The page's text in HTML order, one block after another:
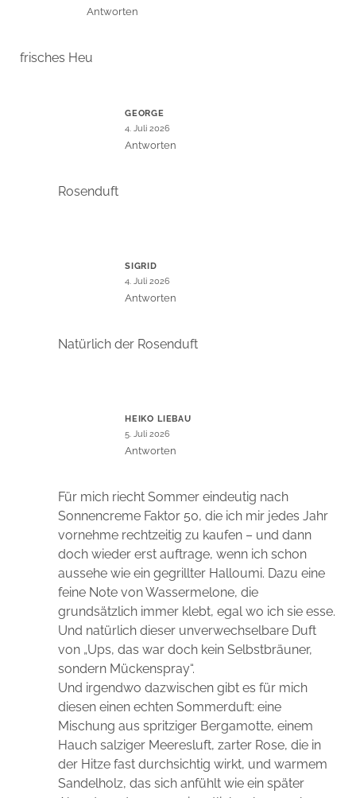
Antworten
frisches Heu
GEORGE
4. Juli 2026
Antworten
Rosenduft
SIGRID
4. Juli 2026
Antworten
Natürlich der Rosenduft
HEIKO LIEBAU
5. Juli 2026
Antworten
Für mich riecht Sommer eindeutig nach
Sonnencreme Faktor 50, die ich mir jedes Jahr
vornehme rechtzeitig zu kaufen – und dann
doch wieder erst auftrage, wenn ich schon
aussehe wie ein gegrillter Halloumi. Dazu eine
feine Note von Wassermelone, die
grundsätzlich immer klebt, egal wo ich sie esse.
Und natürlich dieser unverwechselbare Duft
von „Ups, das war doch kein Selbstbräuner,
sondern Mückenspray“.
Und irgendwo dazwischen gibt es für mich
diesen einen echten Sommerduft: eine
Mischung aus spritziger Bergamotte, einem
Hauch salziger Meeresluft, zarter Rose, die in
der Hitze fast durchsichtig wirkt, und warmem
Sandelholz, das sich anfühlt wie ein später